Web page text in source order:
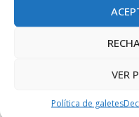
VER
Política de galetes